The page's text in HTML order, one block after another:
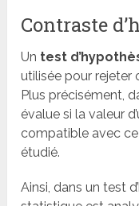
Contraste
Un test
utilisée pour rejeter
Plus précisément,
évalue si la valeur
compatible avec ce
étudié.
Ainsi, dans un test